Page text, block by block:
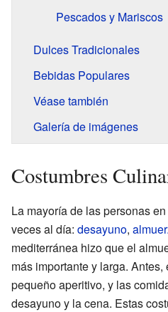
Pescados y Mariscos
Dulces Tradicionales
Bebidas Populares
Véase también
Galería de imágenes
Costumbres
La mayoría de las personas en
veces al día: desayuno,
mediterránea hizo que el
más importante y larga.
pequeño aperitivo, y las
desayuno y la cena. Estas